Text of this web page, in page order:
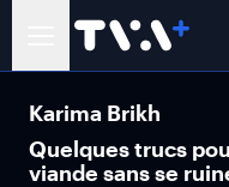
Karima Brikh
Quelques trucs
viande sans se